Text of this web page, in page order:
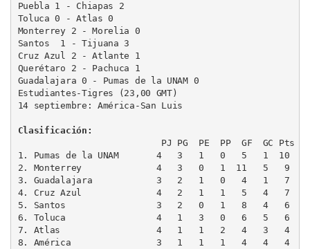
Puebla 1 - Chiapas 2
Toluca 0 - Atlas 0
Monterrey 2 - Morelia 0
Santos  1 - Tijuana 3
Cruz Azul 2 - Atlante 1
Querétaro 2 - Pachuca 1
Guadalajara 0 - Pumas de la UNAM 0
Estudiantes-Tigres (23,00 GMT)
14 septiembre: América-San Luis
Clasificación:
PJ PG  PE  PP  GF  GC Pts
1. Pumas de la UNAM       4   3   1   0   5   1  10
2. Monterrey              4   3   0   1  11   5   9
3. Guadalajara            3   2   1   0   4   1   7
4. Cruz Azul              4   2   1   1   5   4   7
5. Santos                 3   2   0   1   8   4   6
6. Toluca                 4   1   3   0   6   5   6
7. Atlas                  4   1   1   2   4   3   4
8. América                3   1   1   1   4   4   4